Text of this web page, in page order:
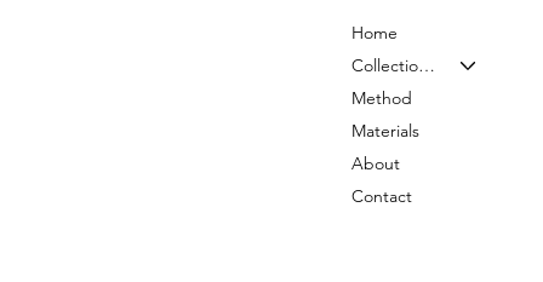
Home
Collection & Prices
Method
Materials
About
Contact